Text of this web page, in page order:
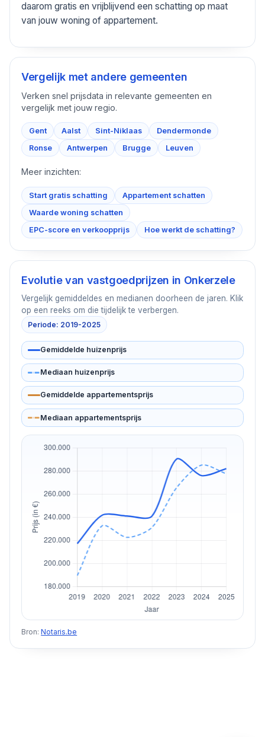
daarom gratis en vrijblijvend een schatting op maat
van jouw woning of appartement.
Vergelijk met andere gemeenten
Verken snel prijsdata in relevante gemeenten en
vergelijk met jouw regio.
Gent Aalst Sint-Niklaas
Dendermonde
Ronse
Antwerpen Brugge Leuven
Meer inzichten:
Start gratis schatting
Appartement schatten
Waarde woning schatten
EPC-score en verkoopprijs
Hoe werkt de schatting?
Evolutie van vastgoedprijzen in Onkerzele
Vergelijk gemiddeldes en medianen doorheen de jaren. Klik
op een reeks om die tijdelijk te verbergen.
Periode: 2019-2025
Gemiddelde huizenprijs
Mediaan huizenprijs
Gemiddelde appartementsprijs
Mediaan appartementsprijs
Bron:Notaris.be